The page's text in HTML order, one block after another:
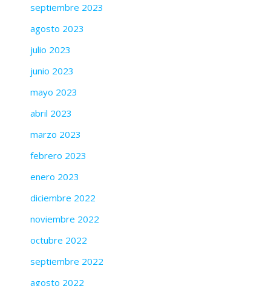
septiembre 2023
agosto 2023
julio 2023
junio 2023
mayo 2023
abril 2023
marzo 2023
febrero 2023
enero 2023
diciembre 2022
noviembre 2022
octubre 2022
septiembre 2022
agosto 2022